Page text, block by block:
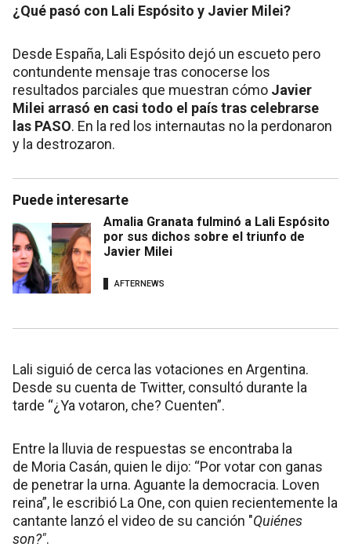
¿Qué pasó con Lali Espósito y Javier Milei?
Desde España, Lali Espósito dejó un escueto pero
contundente mensaje tras conocerse los
resultados parciales que muestran cómo Javier
Milei arrasó en casi todo el país tras celebrarse
las PASO. En la red los internautas no la perdonaron
y la destrozaron.
Puede interesarte
Amalia Granata fulminó a Lali Espósito
por sus dichos sobre el triunfo de
Javier Milei
AFTERNEWS
Lali siguió de cerca las votaciones en Argentina.
Desde su cuenta de Twitter, consultó durante la
tarde “¿Ya votaron, che? Cuenten”.
Entre la lluvia de respuestas se encontraba la
de Moria Casán, quien le dijo: “Por votar con ganas
de penetrar la urna. Aguante la democracia. Loven
reina”, le escribió La One, con quien recientemente la
cantante lanzó el video de su canción "Quiénes
son?".